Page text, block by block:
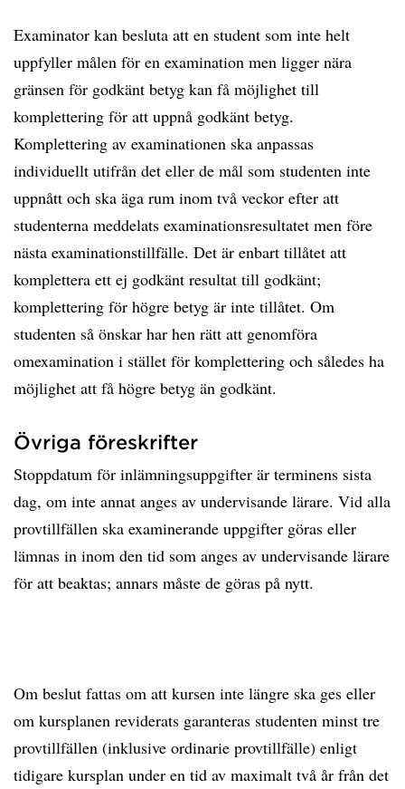
Examinator kan besluta att en student som inte helt
uppfyller målen för en examination men ligger nära
gränsen för godkänt betyg kan få möjlighet till
komplettering för att uppnå godkänt betyg.
Komplettering av examinationen ska anpassas
individuellt utifrån det eller de mål som studenten inte
uppnått och ska äga rum inom två veckor efter att
studenterna meddelats examinationsresultatet men före
nästa examinationstillfälle. Det är enbart tillåtet att
komplettera ett ej godkänt resultat till godkänt;
komplettering för högre betyg är inte tillåtet. Om
studenten så önskar har hen rätt att genomföra
omexamination i stället för komplettering och således ha
möjlighet att få högre betyg än godkänt.
Övriga föreskrifter
Stoppdatum för inlämningsuppgifter är terminens sista
dag, om inte annat anges av undervisande lärare. Vid alla
provtillfällen ska examinerande uppgifter göras eller
lämnas in inom den tid som anges av undervisande lärare
för att beaktas; annars måste de göras på nytt.
Om beslut fattas om att kursen inte längre ska ges eller
om kursplanen reviderats garanteras studenten minst tre
provtillfällen (inklusive ordinarie provtillfälle) enligt
tidigare kursplan under en tid av maximalt två år från det